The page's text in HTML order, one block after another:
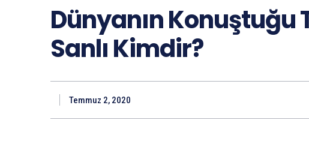
Dünyanın Konuştuğu
Sanlı Kimdir?
Temmuz 2, 2020